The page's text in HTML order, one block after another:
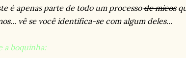
é apenas parte de todo um processode micos
vê se você identifica-se com algum deles...
a boquinha: